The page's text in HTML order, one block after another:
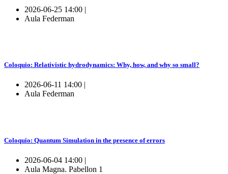
2026-06-25 14:00 |
Aula Federman
Coloquio: Relativistic hydrodynamics: Why, how, and why so small?
2026-06-11 14:00 |
Aula Federman
Coloquio: Quantum Simulation in the presence of errors
2026-06-04 14:00 |
Aula Magna. Pabellon 1